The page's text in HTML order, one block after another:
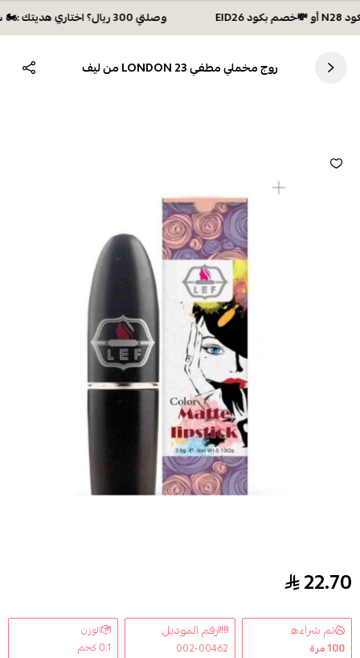
وصلتي 300 ريال؟ اختاري هديتك :🏍 شحن مجاني بكود N28 أو 💸خصم بكود EID26
روج مخملي مطفي LONDON 23 من ليف
روج مخملي مطفي LONDON 23 من ليف
22.70
تم شراءه
100مرة
رقم الموديل
002-00462
الوزن
0.1 كجم